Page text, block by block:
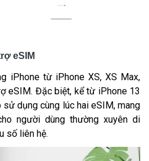
eSIM
iPhone từ iPhone XS, XS Max,
eSIM. Đặc biệt, kể từ iPhone 13
dụng cùng lúc hai eSIM, mang
người dùng thường xuyên di
số liên hệ.